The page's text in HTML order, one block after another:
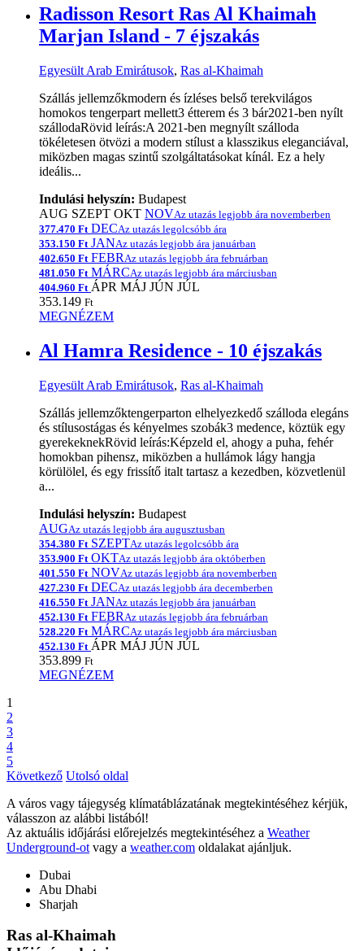
Radisson Resort Ras Al Khaimah
Marjan Island - 7 éjszakás
Egyesült Arab Emirátusok, Ras al-Khaimah
Szállás jellemzőkmodern és ízléses belső terekvilágos
homokos tengerpart mellett3 étterem és 3 bár2021-ben nyílt
szállodaRövid leírás:A 2021-ben megnyílt szálloda
tökéletesen ötvözi a modern stílust a klasszikus eleganciával,
miközben magas szintű szolgáltatásokat kínál. Ez a hely
ideális...
Indulási helyszín: Budapest
AUG SZEPT OKT NOVAz utazás legjobb ára novemberben
377.470 Ft DECAz utazás legolcsóbb ára
353.150 Ft JANAz utazás legjobb ára januárban
402.650 Ft FEBR Az utazás legjobb ára februárban
481.050 Ft MÁRCAz utazás legjobb ára márciusban
404.960 Ft ÁPR MÁJ JÚN JÚL
353.149 Ft
MEGNÉZEM
Al Hamra Residence - 10 éjszakás
Egyesült Arab Emirátusok, Ras al-Khaimah
Szállás jellemzőktengerparton elhelyezkedő szálloda elegáns
és stílusostágas és kényelmes szobák3 medence, köztük egy
gyerekeknekRövid leírás:Képzeld el, ahogy a puha, fehér
homokban pihensz, miközben a hullámok lágy hangja
körülölel, és egy frissítő italt tartasz a kezedben, közvetlenül
a...
Indulási helyszín: Budapest
AUGAz utazás legjobb ára augusztusban
354.380 Ft SZEPTAz utazás legolcsóbb ára
353.900 Ft OKTAz utazás legjobb ára októberben
401.550 Ft NOVAz utazás legjobb ára novemberben
427.230 Ft DECAz utazás legjobb ára decemberben
416.550 Ft JANAz utazás legjobb ára januárban
452.130 Ft FEBR Az utazás legjobb ára februárban
528.220 Ft MÁRCAz utazás legjobb ára márciusban
452.130 Ft ÁPR MÁJ JÚN JÚL
353.899 Ft
MEGNÉZEM
1
2
3
4
5
Következő Utolsó oldal
A város vagy tájegység klímatáblázatának megtekintéséhez kérjük,
válasszon az alábbi listából!
Az aktuális időjárási előrejelzés megtekintéséhez a Weather
Underground-ot vagy a weather.com oldalakat ajánljuk.
Dubai
Abu Dhabi
Sharjah
Ras al-Khaimah